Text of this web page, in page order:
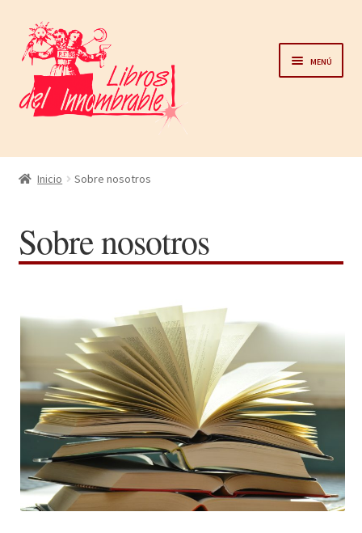
navegación
al
contenido
Menú
Home
Noticias
Sobre nosotros
Solicitar Pedido
Contacto
Inicio Sobre nosotros
Sobre nosotros